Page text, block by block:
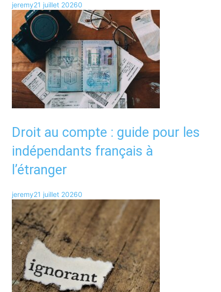
jeremy21 juillet 20260
Droit au compte : guide pour les
indépendants français à
l’étranger
jeremy21 juillet 20260